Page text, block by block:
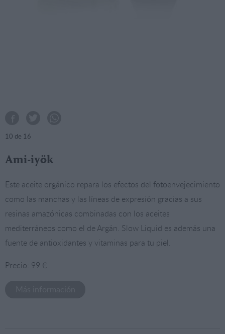
10 de 16
Ami-iyök
Este aceite orgánico repara los efectos del fotoenvejecimiento
como las manchas y las líneas de expresión gracias a sus
resinas amazónicas combinadas con los aceites
mediterráneos como el de Argán. Slow Liquid es además una
fuente de antioxidantes y vitaminas para tu piel.
Precio: 99 €